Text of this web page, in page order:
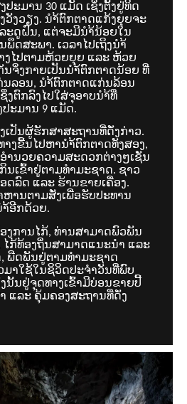
ະມານ 30 ແມັດ ເຊິ່ງຕັ້ງຢູ່ທິດ
ວັງວຽງ. ນຳ້ຕົກຕາດແກ້ງຍຸຍຈະ
ະດູຝົນ, ແຕ່ຈະມີນຳ້ນ້ອຍໃນ
ພຶດສະພາ. ເວລາໄປເຖິງນຳ້
ງໄປຕາມຫ້ວຍຍຸຍ ແລະ ຫ້ວຍ
ນຈິ່ງກາຍເປັນນຳ້ຕົກຕາດນ້ອຍ ທີ່
ລອນ, ນຳ້ຕົກຕາດແກ່ນລ້ອນ
ງຕົກລົງໄປໃສ່ຈຸອາບນຳ້ທີ່
ະມານ 9 ແມັດ.
ເປັນຜູ້ຮັກສາສະຖານທີ່ດັ່ງກ່າວ.
ງຂື້ນໄປຫານຳ້ຕົກຕາດທັງສອງ,
ຳນວຍຄວາມສະດວກຕ່າງໆເຊັ່ນ
ນເຂົ້າຢູ່ຕາມທຳມະຊາດ. ຊາວ
ດລົດ ແລະ ຮ້ານຂາຍເຄື່ອງ.
ຫານຕາມສັ່ງເພື່ອຮັບປະທານ
ອີກດ້ວຍ.
ງການໄກ້, ທ່ານສາມາດພົວພັນ
ໄກ້ທ້ອງຖິ່ນສາມາດແນະນຳ ແລະ
ພືດພັນຢູ່ຕາມທຳມະຊາດ
ມາໃຊ້ໃນຊິວິດປະຈຳວັນທີ່ພົບ
ນັ້ນຢູ່ຈຸດທາງເຂົ້າມີບ່ອນຂາຍປີ້
ແລະ ຄຸ້ມຄອງສະຖານທີ່ດັ່ງ